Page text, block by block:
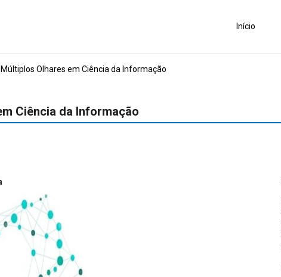
Início
Múltiplos Olhares em Ciência da Informação
Ciência da Informação